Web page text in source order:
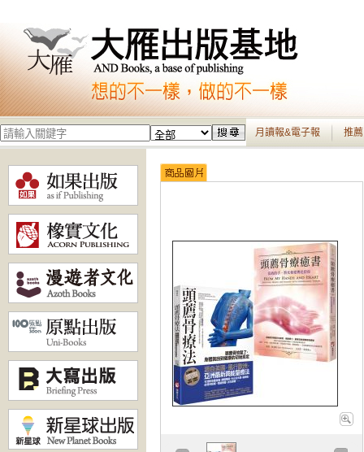
月讀報&電子報 推